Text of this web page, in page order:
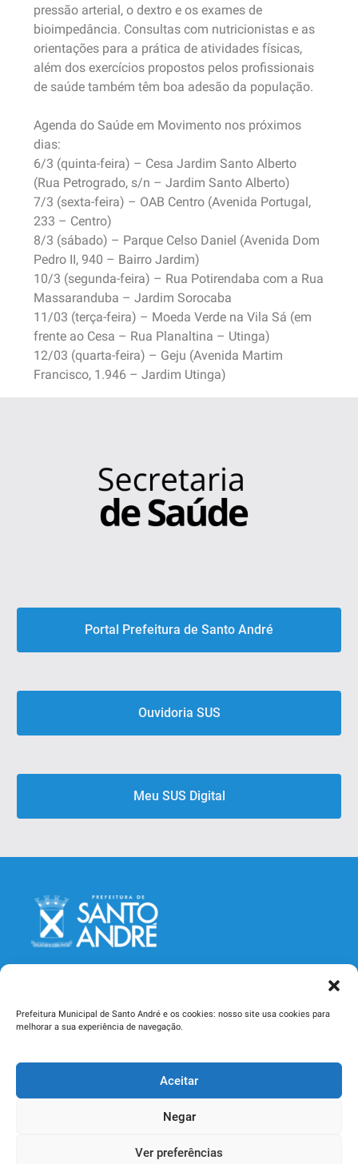
Prefeitura Municipal de Santo André e os cookies: nosso site usa cookies para
melhorar a sua experiência de navegação.
Aceitar
Negar
Ver preferências
pressão arterial, o dextro e os exames de
bioimpedância. Consultas com nutricionistas e as
orientações para a prática de atividades físicas,
além dos exercícios propostos pelos profissionais
de saúde também têm boa adesão da população.
Agenda do Saúde em Movimento nos próximos
dias:
6/3 (quinta-feira) – Cesa Jardim Santo Alberto
(Rua Petrogrado, s/n – Jardim Santo Alberto)
7/3 (sexta-feira) – OAB Centro (Avenida Portugal,
233 – Centro)
8/3 (sábado) – Parque Celso Daniel (Avenida Dom
Pedro II, 940 – Bairro Jardim)
10/3 (segunda-feira) – Rua Potirendaba com a Rua
Massaranduba – Jardim Sorocaba
11/03 (terça-feira) – Moeda Verde na Vila Sá (em
frente ao Cesa – Rua Planaltina – Utinga)
12/03 (quarta-feira) – Geju (Avenida Martim
Francisco, 1.946 – Jardim Utinga)
Portal Prefeitura de Santo André
Ouvidoria SUS
Meu SUS Digital
Secretaria Municipal de Saúde
Rua Catequese, 242, Jardim - CEP 09090-400
Santo André - SP - Telefone (11) 4433-3000